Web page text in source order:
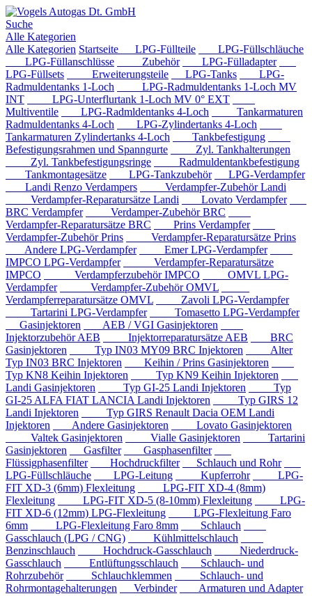
Suche
Alle Kategorien
Alle Kategorien Startseite LPG-Füllteile
LPG-Füllschläuche
LPG-Füllanschlüsse
Zubehör
LPG-Fülladapter
LPG-Füllsets
Erweiterungsteile LPG-Tanks
LPG-
Radmuldentanks 1-Loch
LPG-Radmuldentanks 1-Loch MV
INT
LPG-Unterflurtank 1-Loch MV 0° EXT
Multiventile
LPG-Radmldentanks 4-Loch
Tankarmaturen
Radmuldentanks 4-Loch
LPG-Zylindertanks 4-Loch
Tankarmaturen Zylindertanks 4-Loch
Tankbefestigung
Befestigungsrahmen und Spanngurte
Zyl. Tankhalterungen
Zyl. Tankbefestigungsringe
Radmuldentankbefestigung
Tankmontagesätze
LPG-Tankzubehör
LPG-Verdampfer
Landi Renzo Verdampers
Verdampfer-Zubehör Landi
Verdampfer-Reparatursätze Landi
Lovato Verdampfer
BRC Verdampfer
Verdamper-Zubehör BRC
Verdampfer-Reparatursätze BRC
Prins Verdampfer
Verdampfer-Zubehör Prins
Verdampfer-Reparatursätze Prins
Andere LPG-Verdampfer
Emer LPG-Verdampfer
IMPCO LPG-Verdampfer
Verdampfer-Reparatursätze
IMPCO
Verdampferzubehör IMPCO
OMVL LPG-
Verdampfer
Verdampfer-Zubehör OMVL
Verdampferreparatursätze OMVL
Zavoli LPG-Verdampfer
Tartarini LPG-Verdampfer
Tomasetto LPG-Verdampfer
Gasinjektoren
AEB / VGI Gasinjektoren
Injektorzubehör AEB
Injektorreparatursätze AEB
BRC
Gasinjektoren
Typ IN03 MY09 BRC Injektoren
Alter
Typ IN03 BRC Injektoren
Keihin / Prins Gasinjektoren
Typ KN8 Keihin Injektoren
Typ KN9 Keihin Injektoren
Landi Gasinjektoren
Typ GI-25 Landi Injektoren
Typ
GI-25 ALFA FIAT LANCIA Landi Injektoren
Typ GIRS 12
Landi Injektoren
Typ GIRS Renault Dacia OEM Landi
Injektoren
Andere Gasinjektoren
Lovato Gasinjektoren
Valtek Gasinjektoren
Vialle Gasinjektoren
Tartarini
Gasinjektoren
Gasfilter
Gasphasenfilter
Flüssigphasenfilter
Hochdruckfilter
Schlauch und Rohr
LPG-Füllschläuche
LPG-Leitung Kupferrohr
LPG-
FIT XD-3 (6mm) Flexleitung
LPG-FIT XD-4 (8mm)
Flexleitung
LPG-FIT XD-5 (8-10mm) Flexleitung
LPG-
FIT XD-6 (12mm) LPG-Flexleitung
LPG-Flexleitung Faro
6mm
LPG-Flexleitung Faro 8mm
Schlauch
Gasschlauch (LPG / CNG)
Kühlmittelschlauch
Benzinschlauch
Hochdruck-Gasschlauch
Niederdruck-
Gasschlauch
Entlüftungsschlauch
Schlauch- und
Rohrzubehör
Schlauchklemmen
Schlauch- und
Rohrmontagehalterungen
Verbinder
Armaturen und Adapter